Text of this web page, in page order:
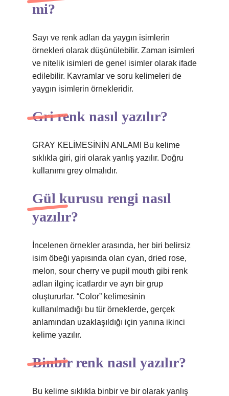
mi?
Sayı ve renk adları da yaygın isimlerin
örnekleri olarak düşünülebilir. Zaman isimleri
ve nitelik isimleri de genel isimler olarak ifade
edilebilir. Kavramlar ve soru kelimeleri de
yaygın isimlerin örnekleridir.
Gri renk nasıl yazılır?
GRAY KELİMESİNİN ANLAMI Bu kelime
sıklıkla giri, giri olarak yanlış yazılır. Doğru
kullanımı grey olmalıdır.
Gül kurusu rengi nasıl
yazılır?
İncelenen örnekler arasında, her biri belirsiz
isim öbeği yapısında olan cyan, dried rose,
melon, sour cherry ve pupil mouth gibi renk
adları ilginç icatlardır ve ayrı bir grup
oluştururlar. “Color” kelimesinin
kullanılmadığı bu tür örneklerde, gerçek
anlamından uzaklaşıldığı için yanına ikinci
kelime yazılır.
Binbir renk nasıl yazılır?
Bu kelime sıklıkla binbir ve bir olarak yanlış